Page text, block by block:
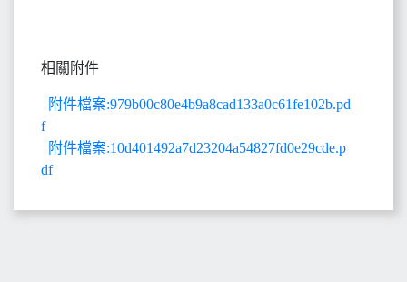
相關附件
附件檔案:979b00c80e4b9a8cad133a0c61fe102b.pd
f
附件檔案:10d401492a7d23204a54827fd0e29cde.p
df